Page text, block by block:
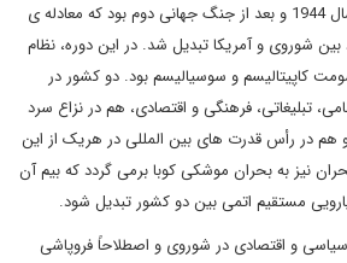
به گزارش پایگاه برهان، از سال 1944 و بعد از جنگ جهانی دوم بود که معادله ی
بین شوروی و آمریکا تبدیل شد. در این دوره، نظام
کاپیتالیسم و سوسیالیسم بود. دو کشور در
تبلیغاتی، فرهنگی و اقتصادی، هم در نزاع سرد
هم در رأس قدرت های بین المللی در هریک از این
نیز به بحران موشکی کوبا برمی گردد که بیم آن
مستقیم اتمی بین دو کشور تبدیل شود.
سیاسی و اقتصادی در شوروی و اصطلاحاً فروپاشی